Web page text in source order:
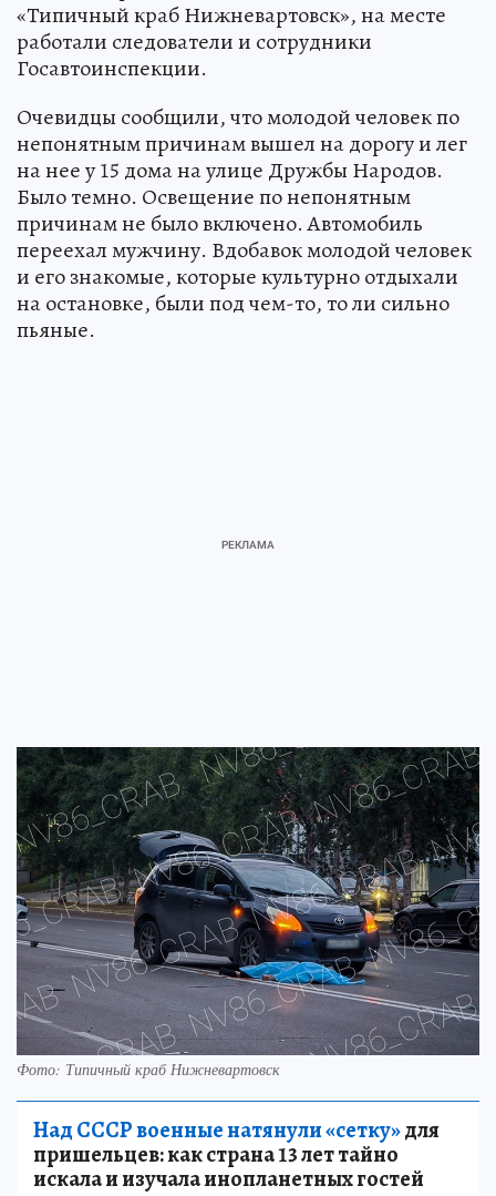
«Типичный краб Нижневартовск», на месте
работали следователи и сотрудники
Госавтоинспекции.
Очевидцы сообщили, что молодой человек по
непонятным причинам вышел на дорогу и лег
на нее у 15 дома на улице Дружбы Народов.
Было темно. Освещение по непонятным
причинам не было включено. Автомобиль
переехал мужчину. Вдобавок молодой человек
и его знакомые, которые культурно отдыхали
на остановке, были под чем-то, то ли сильно
пьяные.
Фото: Типичный краб Нижневартовск
Над СССР военные натянули «сетку»для
пришельцев: как страна 13 лет тайно
искала и изучала инопланетных гостей